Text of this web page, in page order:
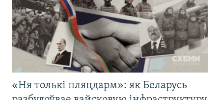
«Ня толькі пляцдарм»: як Беларусь